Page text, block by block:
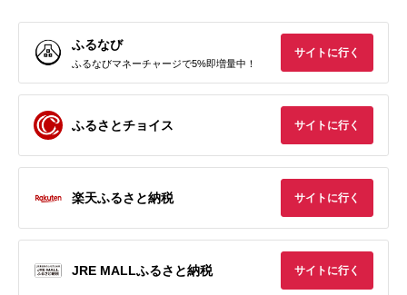
ふるなび
ふるなびマネーチャージで5%即増量中！
サイトに行く
ふるさとチョイス サイトに行く
楽天ふるさと納税 サイトに行く
JRE MALLふるさと納税 サイトに行く